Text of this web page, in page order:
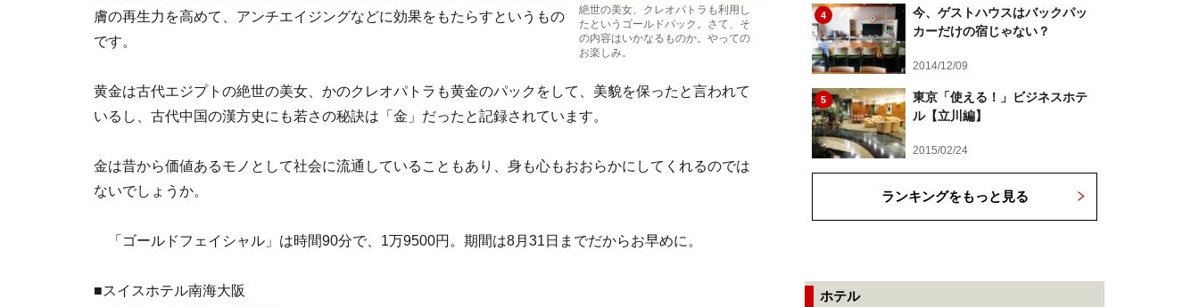
絶世の美女、クレオパトラも利用し
たというゴールドパック。さて、そ
の内容はいかなるものか。やっての
お楽しみ。
膚の再生力を高めて、アンチエイジングなどに効果をもたらすというもの
です。
黄金は古代エジプトの絶世の美女、かのクレオパトラも黄金のパックをして、美貌を保ったと言われて
いるし、古代中国の漢方史にも若さの秘訣は「金」だったと記録されています。
金は昔から価値あるモノとして社会に流通していることもあり、身も心もおおらかにしてくれるのでは
ないでしょうか。
「ゴールドフェイシャル」は時間90分で、1万9500円。期間は8月31日までだからお早めに。
■スイスホテル南海大阪
4
今、ゲストハウスはバックパッ
カーだけの宿じゃない？
2014/12/09
5
東京「使える！」ビジネスホテ
ル【立川編】
2015/02/24
ランキングをもっと見る
ホテル